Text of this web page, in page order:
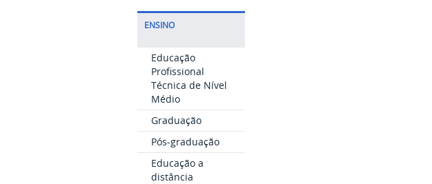
ENSINO
Educação
Profissional
Técnica de Nível
Médio
Graduação
Pós-graduação
Educação a
distância